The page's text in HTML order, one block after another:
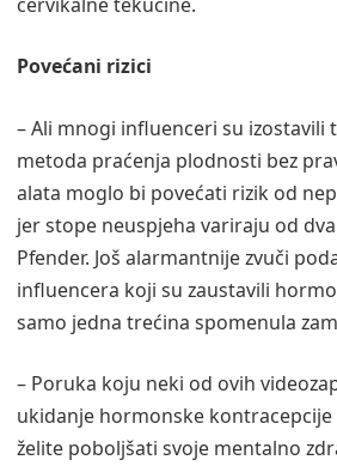
Povećani rizici
– Ali mnogi influenceri su izostavili
metoda praćenja plodnosti bez
alata moglo bi povećati rizik od
jer stope neuspjeha variraju od
Pfender. Još alarmantnije zvuči
influencera koji su zaustavili
samo jedna trećina spomenula
– Poruka koju neki od ovih
ukidanje hormonske
želite poboljšati svoje mentalno